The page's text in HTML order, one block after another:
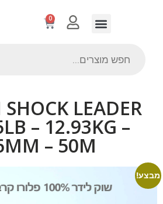
0
LEADER
– 12.93KG –
– 50M
מבצע!